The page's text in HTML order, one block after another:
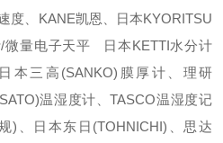
度、KANE凯恩、日本KYORITSU
微量电子天平 日本KETTI水分计
本三高(SANKO)膜厚计、理研
温湿度计、TASCO温湿度记
)、日本东日(TOHNICHI)、思达